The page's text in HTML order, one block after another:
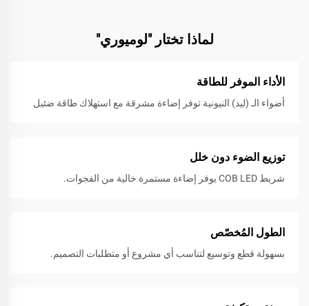
لماذا تختار "لوميوري"
الأداء الموفر للطاقة
أضواء الـ (ليد) النيونية توفر إضاءة مشرقة مع استهلاك طاقة ضئيل
توزيع الضوء دون خلل
شريط COB LED يوفر إضاءة مستمرة خالية من الفجوات.
الطول المُخصّص
بسهولة قطع وتوسيع لتناسب أي مشروع أو متطلبات التصميم.